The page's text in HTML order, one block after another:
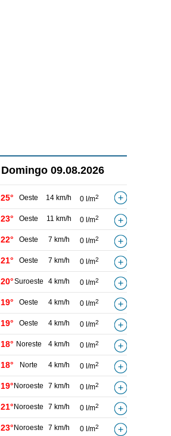
Domingo 09.08.2026
25° Oeste 14 km/h 0 l/m2
23° Oeste 11 km/h 0 l/m2
22° Oeste 7 km/h 0 l/m2
21° Oeste 7 km/h 0 l/m2
20°Suroeste 4 km/h 0 l/m2
19° Oeste 4 km/h 0 l/m2
19° Oeste 4 km/h 0 l/m2
18° Noreste 4 km/h 0 l/m2
18° Norte 4 km/h 0 l/m2
19° Noroeste 7 km/h 0 l/m2
21° Noroeste 7 km/h 0 l/m2
23° Noroeste 7 km/h 0 l/m2